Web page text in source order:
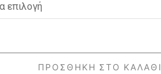
ΠΡΟΣΘΉΚΗ ΣΤΟ ΚΑΛΆΘΙ